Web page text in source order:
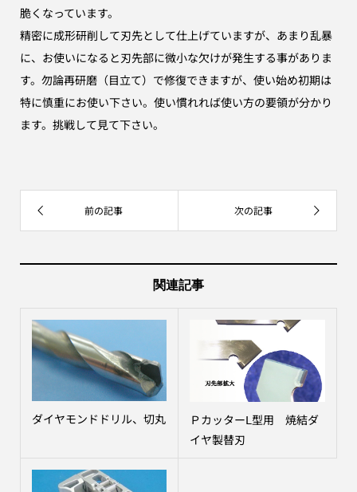
脆くなっています。
精密に成形研削して刃先として仕上げていますが、あまり乱暴
に、お使いになると刃先部に微小な欠けが発生する事がありま
す。勿論再研磨（目立て）で修復できますが、使い始め初期は
特に慎重にお使い下さい。使い慣れれば使い方の要領が分かり
ます。挑戦して見て下さい。
関連記事
ダイヤモンドドリル、切丸
ＰカッターⅬ型用 焼結ダ
イヤ製替刃